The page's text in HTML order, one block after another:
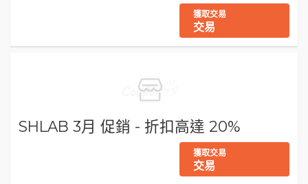
獲取交易
交易
SHLAB 3月 促銷 - 折扣高達 20%
獲取交易
交易